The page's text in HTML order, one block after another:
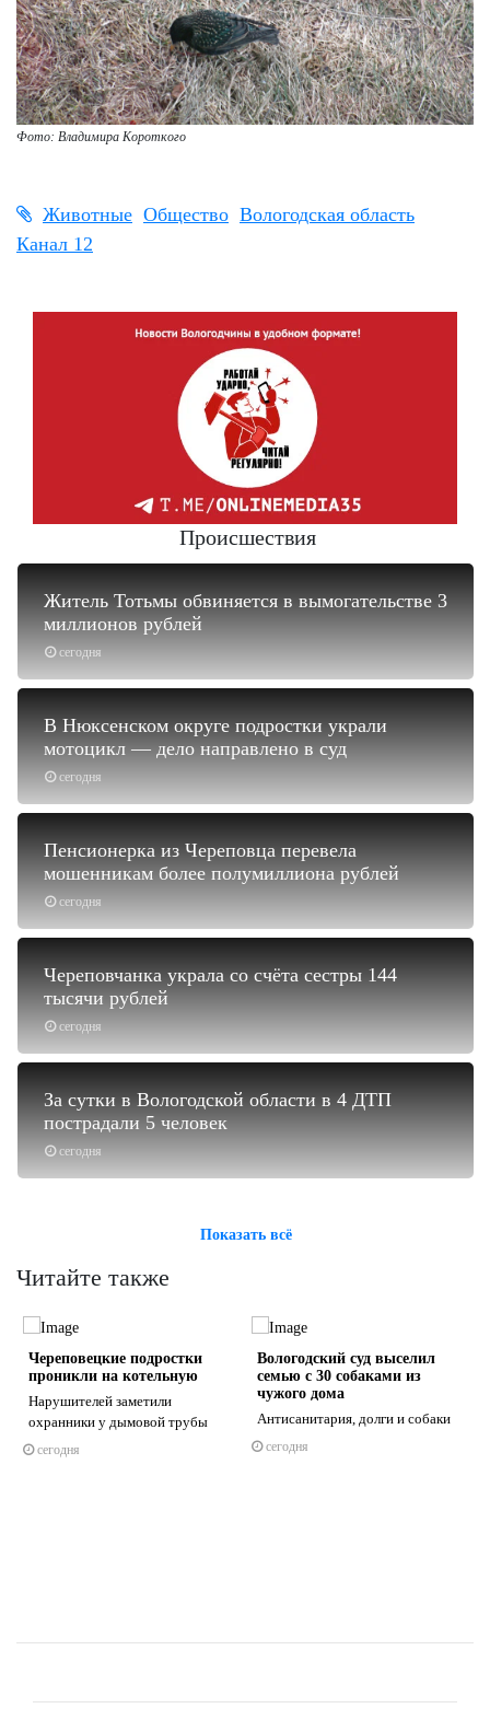
Фото: Владимира Короткого
Животные Общество Вологодская область
Канал 12
Происшествия
сегодня
Житель Тотьмы обвиняется в вымогательстве 3
миллионов рублей
сегодня
В Нюксенском округе подростки украли
мотоцикл — дело направлено в суд
сегодня
Пенсионерка из Череповца перевела
мошенникам более полумиллиона рублей
сегодня
Череповчанка украла со счёта сестры 144
тысячи рублей
сегодня
За сутки в Вологодской области в 4 ДТП
пострадали 5 человек
Показать всё
Читайте также
Череповецкие подростки
проникли на котельную
Нарушителей заметили
охранники у дымовой трубы
сегодня
Вологодский суд выселил
семью с 30 собаками из
чужого дома
Антисанитария, долги и собаки
сегодня